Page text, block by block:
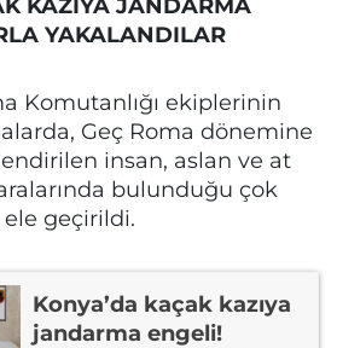
KAZIYA JANDARMA
YAKALANDILAR
Komutanlığı ekiplerinin
Geç Roma dönemine
insan, aslan ve at
bulunduğu çok
ele geçirildi.
Konya’da kaçak kazıya
jandarma engeli!